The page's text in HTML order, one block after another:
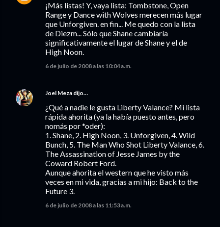
¡Más listas! Y, vaya lista: Tombstone, Open
Range y Dance with Wolves merecen más lugar
que Unforgiven. en fin... Me quedo con la lista
de Diezm... Sólo que Shane cambiaría
significativamente el lugar de Shane y el de
High Noon.
6 de julio de 2008 a las 10:04 a.m.
Joel Meza dijo…
¿Qué a nadie le gusta Liberty Valance? Mi lista
rápida ahorita (ya la había puesto antes, pero
nomás por *oder):
1. Shane, 2. High Noon, 3. Unforgiven, 4. Wild
Bunch, 5. The Man Who Shot Liberty Valance, 6.
The Assassination of Jesse James by the
Coward Robert Ford.
Aunque ahorita el western que he visto más
veces en mi vida, gracias a mi hijo: Back to the
Future 3.
6 de julio de 2008 a las 11:53 a.m.